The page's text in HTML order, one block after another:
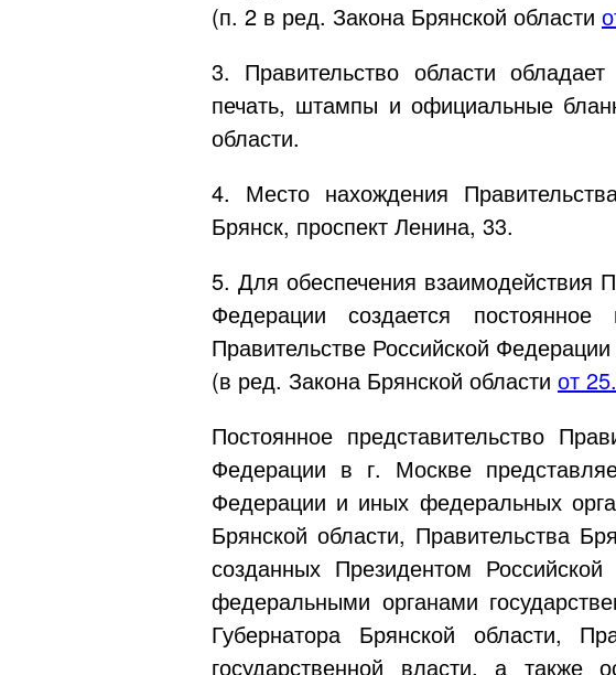
(п. 2 в ред. Закона Брянской области
3. Правительство области
печать, штампы и официальные
области.
4. Место нахождения
Брянск, проспект Ленина, 33.
5. Для обеспечения взаимодействия
Федерации создается постоянное
Правительстве Российской
(в ред. Закона Брянской области от
Постоянное представительство
Федерации в г. Москве
Федерации и иных федеральных
Брянской области, Правительства
созданных Президентом
федеральными органами
Губернатора Брянской области,
государственной власти, а также